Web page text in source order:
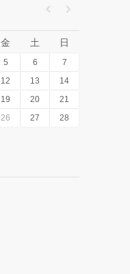
金 土 日
5 6
7
12 13
14
19 20
21
26 27
28